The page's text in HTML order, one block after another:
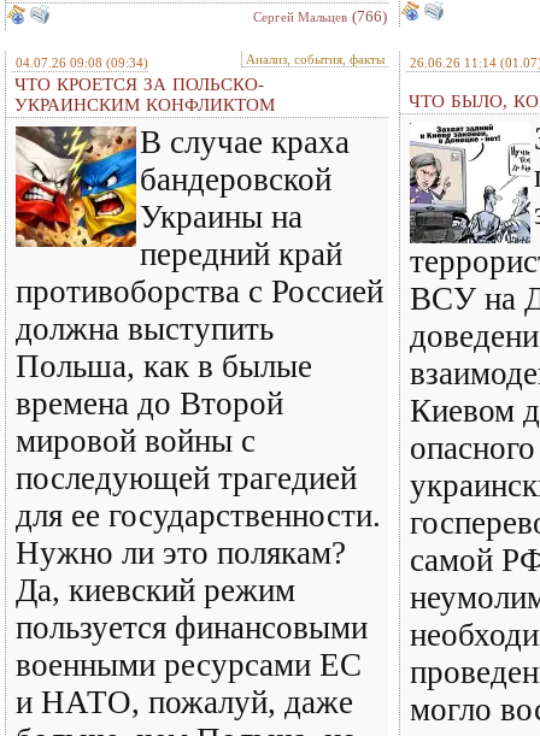
Сергей Мальцев (766)
04.07.26 09:08 (09:34) Анализ, события, факты
ЧТО КРОЕТСЯ ЗА ПОЛЬСКО-
УКРАИНСКИМ КОНФЛИКТОМ
В случае краха
бандеровской
Украины на
передний край
противоборства с Россией
должна выступить
Польша, как в былые
времена до Второй
мировой войны с
последующей трагедией
для ее государственности.
Нужно ли это полякам?
Да, киевский режим
пользуется финансовыми
военными ресурсами ЕС
и НАТО, пожалуй, даже
26.06.26 11:14
ЧТО БЫЛО,
ВСУ на
Киевом
самой
могло